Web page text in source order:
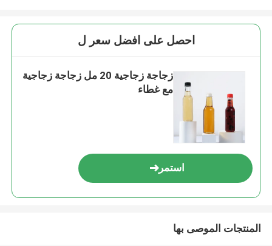
احصل على افضل سعر ل
زجاجة زجاجية 20 مل زجاجة زجاجية
مع غطاء
استمر
المنتجات الموصى بها